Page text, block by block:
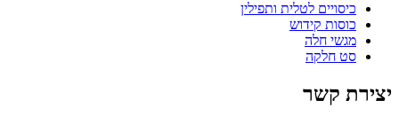
כיסויים לטלית ותפילין
כוסות קידוש
מגשי חלה
סט חלקה
יצירת קשר